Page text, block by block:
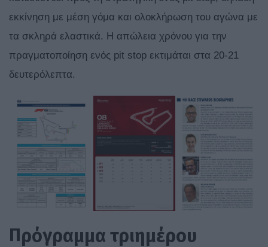
εκκίνηση με μέση γόμα και ολοκλήρωση του αγώνα με
τα σκληρά ελαστικά. H απώλεια χρόνου για την
πραγματοποίηση ενός pit stop εκτιμάται στα 20-21
δευτερόλεπτα.
Πρόγραμμα τριημέρου